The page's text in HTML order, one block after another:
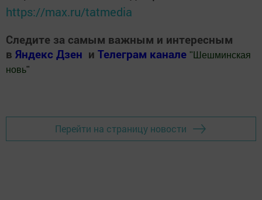
https://max.ru/tatmedia
Следите за самым важным и интересным
в Яндекс Дзен и Телеграм канале " Шешминская
новь"
Перейти на страницу новости